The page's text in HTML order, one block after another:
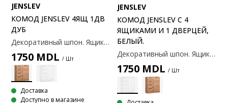
JENSLEV
КОМОД JENSLEV 4ЯЩ 1ДВ
ДУБ
Декоративный шпон. Ящики с направляющими полного выдвижения. 79 x89x36 см
1750 MDL / Шт
Доставка
Доступно в магазине
JENSLEV
КОМОД JENSLEV С 4
ЯЩИКАМИ И 1 ДВЕРЦЕЙ,
БЕЛЫЙ.
Декоративный шпон. Ящики с направляющими полного выдвижения. 79 x89x36 см
1750 MDL / Шт